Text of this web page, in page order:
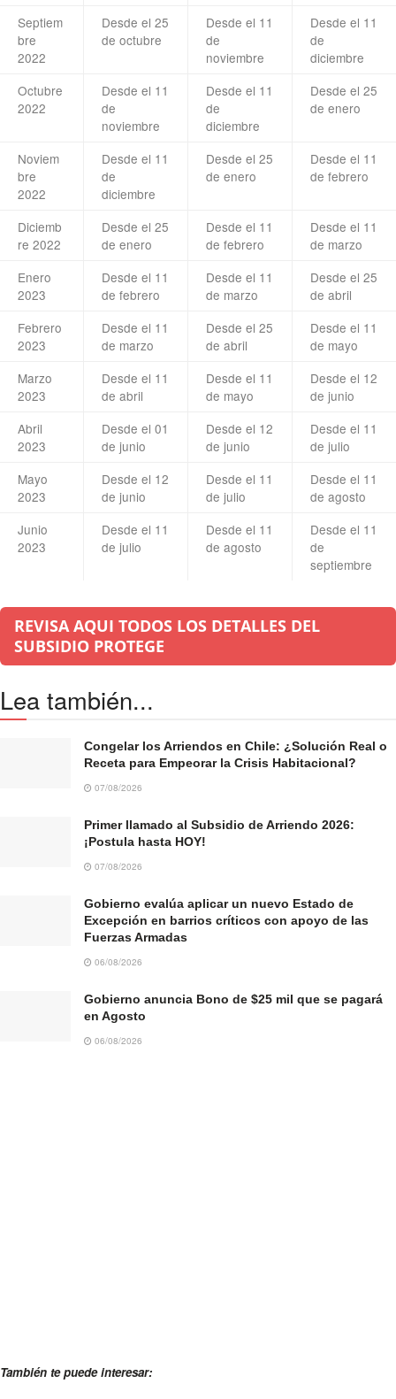
Septiem
bre
2022
Desde el 25
de octubre
Desde el 11
de
noviembre
Desde el 11
de
diciembre
Octubre
2022
Desde el 11
de
noviembre
Desde el 11
de
diciembre
Desde el 25
de enero
Noviem
bre
2022
Desde el 11
de
diciembre
Desde el 25
de enero
Desde el 11
de febrero
Diciemb
re 2022
Desde el 25
de enero
Desde el 11
de febrero
Desde el 11
de marzo
Enero
2023
Desde el 11
de febrero
Desde el 11
de marzo
Desde el 25
de abril
Febrero
2023
Desde el 11
de marzo
Desde el 25
de abril
Desde el 11
de mayo
Marzo
2023
Desde el 11
de abril
Desde el 11
de mayo
Desde el 12
de junio
Abril
2023
Desde el 01
de junio
Desde el 12
de junio
Desde el 11
de julio
Mayo
2023
Desde el 12
de junio
Desde el 11
de julio
Desde el 11
de agosto
Junio
2023
Desde el 11
de julio
Desde el 11
de agosto
Desde el 11
de
septiembre
REVISA AQUI TODOS LOS DETALLES DEL
SUBSIDIO PROTEGE
Lea también...
Congelar los Arriendos en Chile: ¿Solución Real o
Receta para Empeorar la Crisis Habitacional?
07/08/2026
Primer llamado al Subsidio de Arriendo 2026:
¡Postula hasta HOY!
07/08/2026
Gobierno evalúa aplicar un nuevo Estado de
Excepción en barrios críticos con apoyo de las
Fuerzas Armadas
06/08/2026
Gobierno anuncia Bono de $25 mil que se pagará
en Agosto
06/08/2026
También te puede interesar: